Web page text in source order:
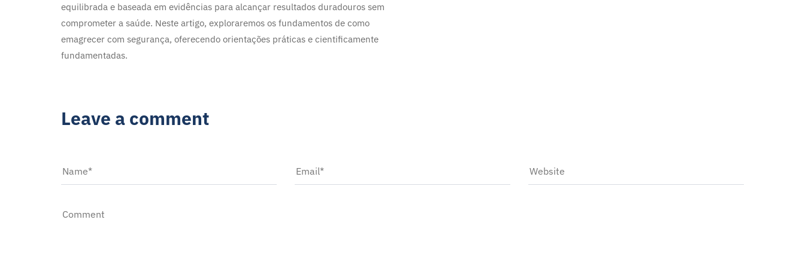
equilibrada e baseada em evidências para alcançar resultados duradouros sem
comprometer a saúde. Neste artigo, exploraremos os fundamentos de como
emagrecer com segurança, oferecendo orientações práticas e cientificamente
fundamentadas.
Leave a comment